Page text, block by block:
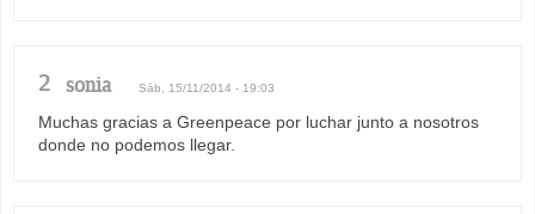
2 sonia Sáb, 15/11/2014 - 19:03
Muchas gracias a Greenpeace por luchar junto a nosotros
donde no podemos llegar.